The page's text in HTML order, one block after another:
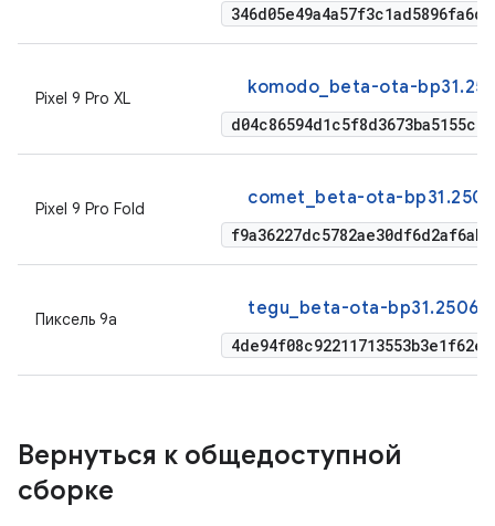
Pixel 9 Pro XL komodo_beta-ota-
Pixel 9 Pro Fold comet_beta-ota-
Пиксель 9а tegu_beta-ota-
Вернуться к общедоступной
сборке